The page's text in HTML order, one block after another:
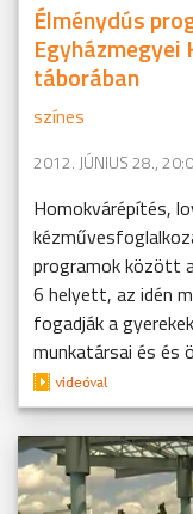
Élménydús
táborában
színes
2012. JÚNIUS 28.,
Homokvárépítés,
programok között
6 helyett, az idén
fogadják a
munkatársai és és